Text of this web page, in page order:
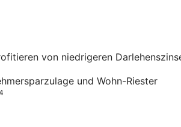
von niedrigeren
und Wohn-Riester